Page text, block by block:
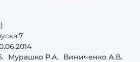
7
Мурашко Р.А. Виниченко А.В.